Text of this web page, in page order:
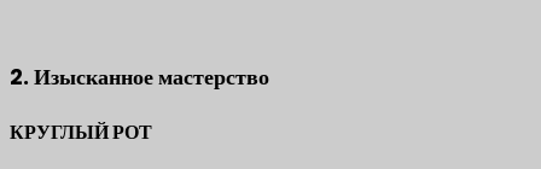
2. Изысканное мастерство
КРУГЛЫЙ РОТ